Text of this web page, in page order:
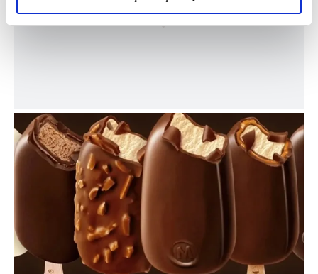
elimizden gelen çabayı gösterdiğimizi ve bu noktada,
reklamların maliyetlerimizi karşılamak noktasında tek gelir
gösterilmeyecektir."
Sizlere daha iyi bir hizmet sunabilmek için İnternet
Sitemizde kendimize ve üçüncü kişilere ait çerezler
kullanılmaktadır. Bu çerezler vasıtasıyla çeşitli kişisel
verileriniz işlenmekte olup gerekli olan çerezler bilgi
toplumu hizmetlerinin sunulması amacıyla
kullanılmaktadır. Diğer çerezler, sitemizin daha işlevsel
kılınması ve kişiselleştirilmesi ve sizlere yönelik
reklam/pazarlama faaliyetlerinin yapılması, amaçlarıyla